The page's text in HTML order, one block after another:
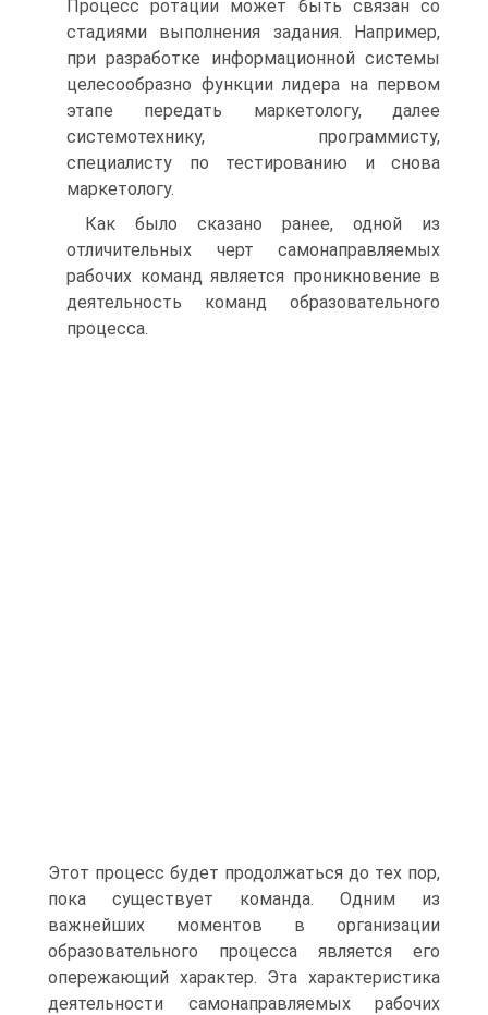
Процесс ротации может быть связан со
стадиями выполнения задания. Например,
при разработке информационной системы
целесообразно функции лидера на первом
этапе передать маркетологу, далее
системотехнику, программисту,
специалисту по тестированию и снова
маркетологу.
Как было сказано ранее, одной из
отличительных черт самонаправляемых
рабочих команд является проникновение в
деятельность команд образовательного
процесса.
Этот процесс будет продолжаться до тех пор,
пока существует команда. Одним из
важнейших моментов в организации
образовательного процесса является его
опережающий характер. Эта характеристика
деятельности самонаправляемых рабочих